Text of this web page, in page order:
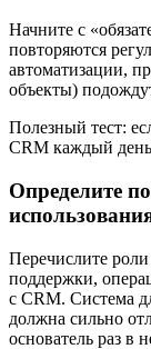
Начните с
повторяются
автоматизации,
объекты)
Полезный тест:
CRM каждый
Определите
Перечислите
поддержки,
с CRM. Система
должна сильно
основатель раз в